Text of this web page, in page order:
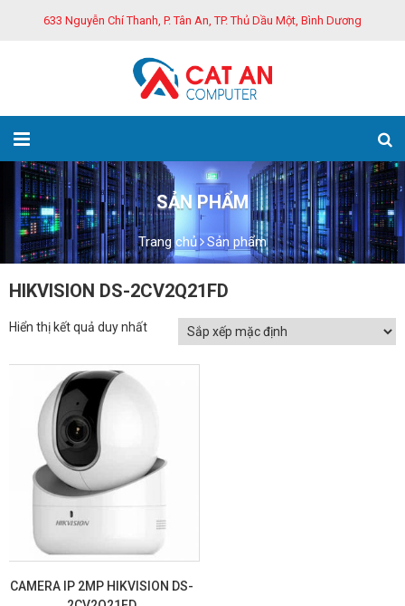
633 Nguyễn Chí Thanh, P. Tân An, TP. Thủ Dầu Một, Bình Dương
SẢN PHẨM
Trang chủ Sản phẩm
HIKVISION DS-2CV2Q21FD
Hiển thị kết quả duy nhất
CAMERA IP 2MP HIKVISION DS-